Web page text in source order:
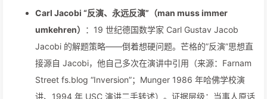
Carl Jacobi “反演、永远反演”（man muss immer
umkehren）
：19 世纪德国数学家 Carl Gustav Jacob
Jacobi 的解题策略——倒着想硬问题。芒格的”反演”思想直
接源自 Jacobi，他自己多次在演讲中引用（来源：Farnam
Street fs.blog “Inversion”；Munger 1986 年哈佛学校演
讲、1994 年 USC 演讲二手转述）。证据层级：当事人原话